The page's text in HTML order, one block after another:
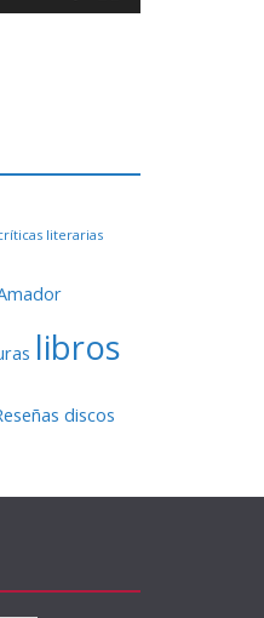
literarias
libros
discos